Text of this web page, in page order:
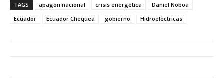
TAGS apagón nacional crisis energética
Daniel Noboa
Ecuador
Ecuador Chequea gobierno Hidroeléctricas